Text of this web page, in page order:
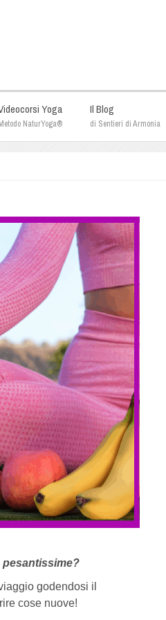
Yoga
NaturYoga®
Il Blog
di Sentieri di Armonia
pesantissime?
godendosi il
cose nuove!